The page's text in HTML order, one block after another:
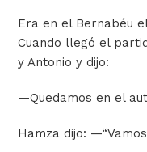
Era en el Bernabéu
Cuando llegó el
y Antonio y dijo:
—Quedamos en el
Hamza dijo: —